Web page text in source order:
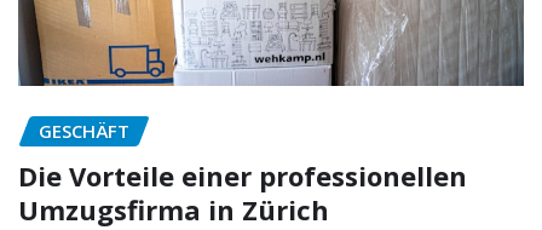
GESCHÄFT
Die Vorteile einer professionellen
Umzugsfirma in Zürich